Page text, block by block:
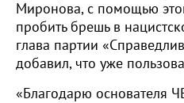
Миронова, с помощью
пробить брешь в
глава партии
добавил, что уже
«Благодарю основателя